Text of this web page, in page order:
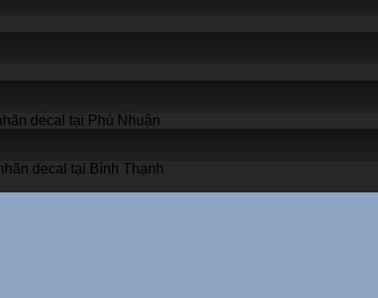
decal tại Phú Nhuận
decal tại Bình Thạnh